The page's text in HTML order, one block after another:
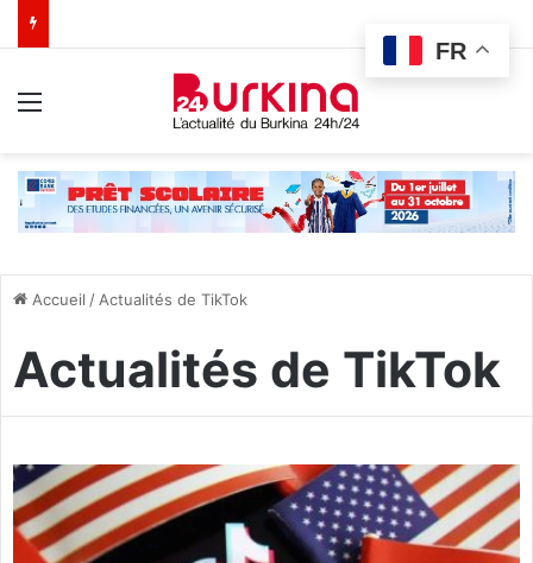
Accueil / Actualités de TikTok
Actualités de TikTok
FR